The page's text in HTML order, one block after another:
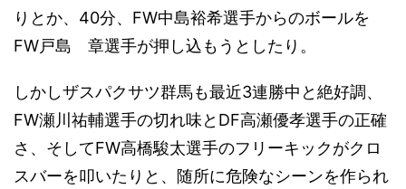
りとか、40分、FW中島裕希選手からのボールを
FW戸島 章選手が押し込もうとしたり。
しかしザスパクサツ群馬も最近3連勝中と絶好調、
FW瀬川祐輔選手の切れ味とDF高瀬優孝選手の正確
さ、そしてFW高橋駿太選手のフリーキックがクロ
スバーを叩いたりと、随所に危険なシーンを作られ